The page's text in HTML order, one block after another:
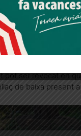
Acceptar
crea un compte al
explícit per
pot ser revocat en
de baixa present